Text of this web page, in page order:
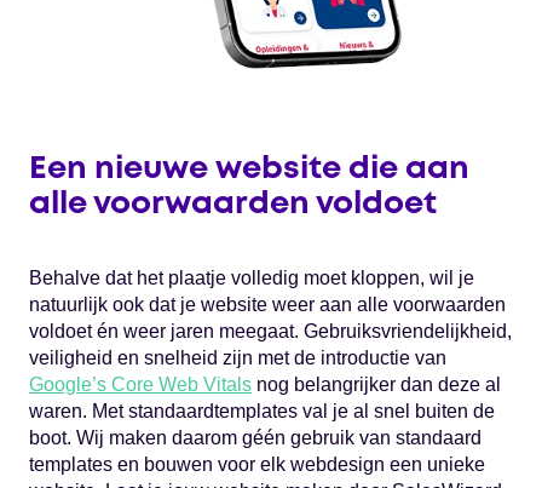
Een nieuwe website die aan
alle voorwaarden voldoet
Behalve dat het plaatje volledig moet kloppen, wil je
natuurlijk ook dat je website weer aan alle voorwaarden
voldoet én weer jaren meegaat. Gebruiksvriendelijkheid,
veiligheid en snelheid zijn met de introductie van
Google’s Core Web Vitals nog belangrijker dan deze al
waren. Met standaardtemplates val je al snel buiten de
boot. Wij maken daarom géén gebruik van standaard
templates en bouwen voor elk webdesign een unieke